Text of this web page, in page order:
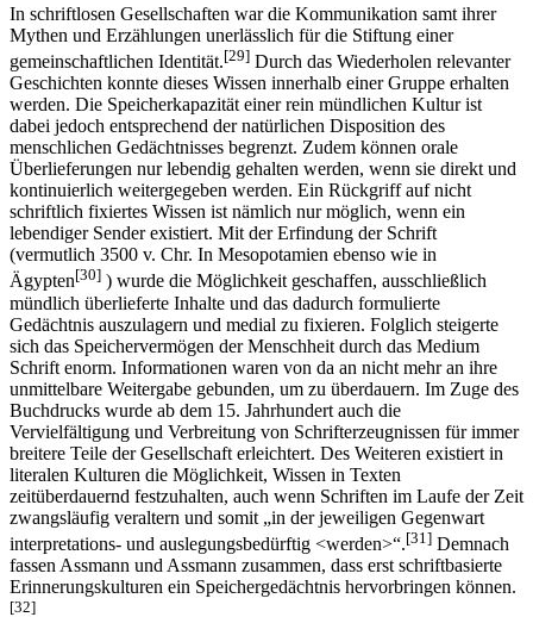
In schriftlosen Gesellschaften war die Kommunikation samt ihrer
Mythen und Erzählungen unerlässlich für die Stiftung einer
gemeinschaftlichen Identität.[29] Durch das Wiederholen relevanter
Geschichten konnte dieses Wissen innerhalb einer Gruppe erhalten
werden. Die Speicherkapazität einer rein mündlichen Kultur ist
dabei jedoch entsprechend der natürlichen Disposition des
menschlichen Gedächtnisses begrenzt. Zudem können orale
Überlieferungen nur lebendig gehalten werden, wenn sie direkt und
kontinuierlich weitergegeben werden. Ein Rückgriff auf nicht
schriftlich fixiertes Wissen ist nämlich nur möglich, wenn ein
lebendiger Sender existiert. Mit der Erfindung der Schrift
(vermutlich 3500 v. Chr. In Mesopotamien ebenso wie in
Ägypten[30] ) wurde die Möglichkeit geschaffen, ausschließlich
mündlich überlieferte Inhalte und das dadurch formulierte
Gedächtnis auszulagern und medial zu fixieren. Folglich steigerte
sich das Speichervermögen der Menschheit durch das Medium
Schrift enorm. Informationen waren von da an nicht mehr an ihre
unmittelbare Weitergabe gebunden, um zu überdauern. Im Zuge des
Buchdrucks wurde ab dem 15. Jahrhundert auch die
Vervielfältigung und Verbreitung von Schrifterzeugnissen für immer
breitere Teile der Gesellschaft erleichtert. Des Weiteren existiert in
literalen Kulturen die Möglichkeit, Wissen in Texten
zeitüberdauernd festzuhalten, auch wenn Schriften im Laufe der Zeit
zwangsläufig veraltern und somit „in der jeweiligen Gegenwart
interpretations- und auslegungsbedürftig <werden>“.[31] Demnach
fassen Assmann und Assmann zusammen, dass erst schriftbasierte
Erinnerungskulturen ein Speichergedächtnis hervorbringen können.
[32]